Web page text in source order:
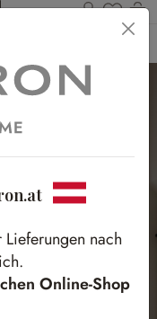
Du
nach
Online-Shop